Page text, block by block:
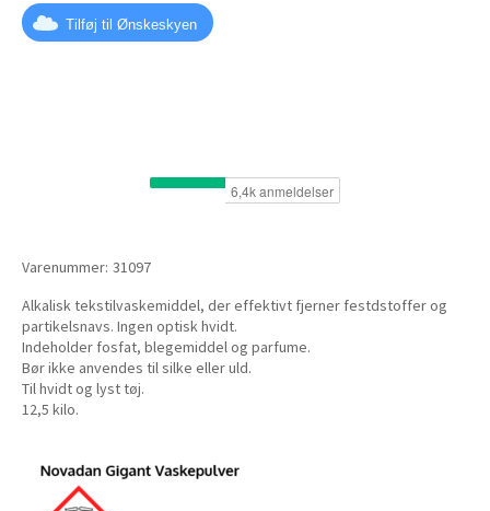
Tilføj til Ønskeskyen
Varenummer: 31097
Alkalisk tekstilvaskemiddel, der effektivt fjerner festdstoffer og
partikelsnavs. Ingen optisk hvidt.
Indeholder fosfat, blegemiddel og parfume.
Bør ikke anvendes til silke eller uld.
Til hvidt og lyst tøj.
12,5 kilo.